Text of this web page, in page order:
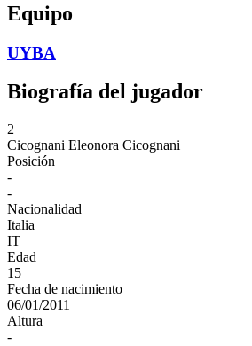
Equipo
UYBA
Biografía del jugador
2
Cicognani Eleonora Cicognani
Posición
-
-
Nacionalidad
Italia
IT
Edad
15
Fecha de nacimiento
06/01/2011
Altura
-